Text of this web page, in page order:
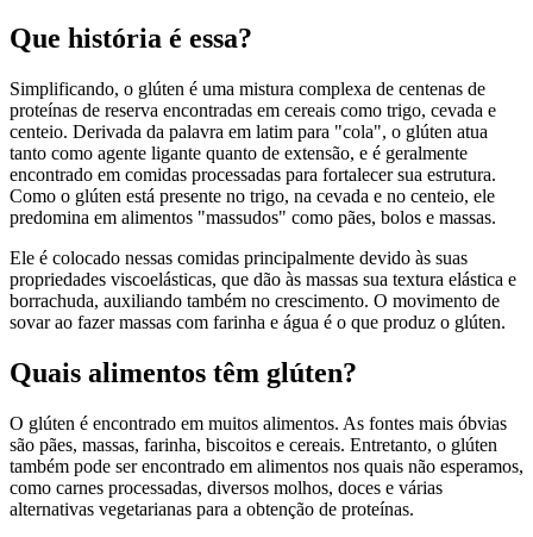
Que história é essa?
Simplificando, o glúten é uma mistura complexa de centenas de
proteínas de reserva encontradas em cereais como trigo, cevada e
centeio. Derivada da palavra em latim para "cola", o glúten atua
tanto como agente ligante quanto de extensão, e é geralmente
encontrado em comidas processadas para fortalecer sua estrutura.
Como o glúten está presente no trigo, na cevada e no centeio, ele
predomina em alimentos "massudos" como pães, bolos e massas.
Ele é colocado nessas comidas principalmente devido às suas
propriedades viscoelásticas, que dão às massas sua textura elástica e
borrachuda, auxiliando também no crescimento. O movimento de
sovar ao fazer massas com farinha e água é o que produz o glúten.
Quais alimentos têm glúten?
O glúten é encontrado em muitos alimentos. As fontes mais óbvias
são pães, massas, farinha, biscoitos e cereais. Entretanto, o glúten
também pode ser encontrado em alimentos nos quais não esperamos,
como carnes processadas, diversos molhos, doces e várias
alternativas vegetarianas para a obtenção de proteínas.